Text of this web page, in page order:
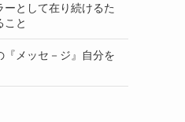
として在り続けるた
こと
『メッセ－ジ』自分を